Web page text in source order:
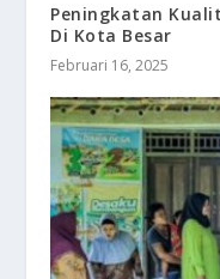
Peningkatan
Di Kota Besar
Februari 16, 2025